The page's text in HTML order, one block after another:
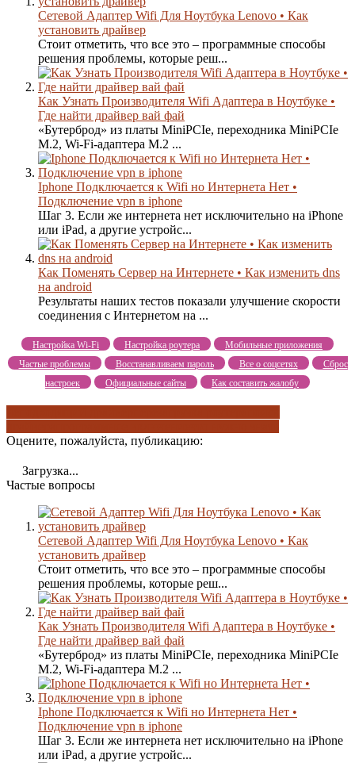
Сетевой Адаптер Wifi Для Ноутбука Lenovo • Как
установить драйвер
Стоит отметить, что все это – программные способы
решения проблемы, которые реш...
Как Узнать Производителя Wifi Адаптера в Ноутбуке •
Где найти драйвер вай фай
«Бутерброд» из платы MiniPCIe, переходника MiniPCIe
M.2, Wi-Fi-адаптера M.2 ...
Iphone Подключается к Wifi но Интернета Нет •
Подключение vpn в iphone
Шаг 3. Если же интернета нет исключительно на iPhone
или iPad, а другие устройс...
Как Поменять Сервер на Интернете • Как изменить dns
на android
Результаты наших тестов показали улучшение скорости
соединения с Интернетом на ...
Настройка Wi-Fi Настройка роутера
Мобильные приложения
Частые проблемы
Восстанавливаем пароль Все о соцсетях
Сброс
настроек
Официальные сайты Как составить жалобу
Оцените, пожалуйста, публикацию:
Загрузка...
Частые вопросы
Сетевой Адаптер Wifi Для Ноутбука Lenovo • Как
установить драйвер
Стоит отметить, что все это – программные способы
решения проблемы, которые реш...
Как Узнать Производителя Wifi Адаптера в Ноутбуке •
Где найти драйвер вай фай
«Бутерброд» из платы MiniPCIe, переходника MiniPCIe
M.2, Wi-Fi-адаптера M.2 ...
Iphone Подключается к Wifi но Интернета Нет •
Подключение vpn в iphone
Шаг 3. Если же интернета нет исключительно на iPhone
или iPad, а другие устройс...